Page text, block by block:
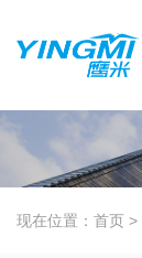
现在位置： 首页 >